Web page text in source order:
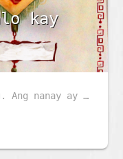
kay
Ika-anim na kaarawan ni Ling. Ang nanay ay naghahanda ng pansit at ang tatay ay nagsasabit ng mga parol. Ngunit mayroon pa bang mas espesyal na nag-iintay para kay Ling.